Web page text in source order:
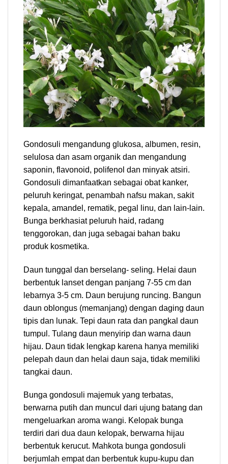
Gondosuli mengandung glukosa, albumen, resin,
selulosa dan asam organik dan mengandung
saponin, flavonoid, polifenol dan minyak atsiri.
Gondosuli dimanfaatkan sebagai obat kanker,
peluruh keringat, penambah nafsu makan, sakit
kepala, amandel, rematik, pegal linu, dan lain-lain.
Bunga berkhasiat peluruh haid, radang
tenggorokan, dan juga sebagai bahan baku
produk kosmetika.
Daun tunggal dan berselang- seling. Helai daun
berbentuk lanset dengan panjang 7-55 cm dan
lebarnya 3-5 cm. Daun berujung runcing. Bangun
daun oblongus (memanjang) dengan daging daun
tipis dan lunak. Tepi daun rata dan pangkal daun
tumpul. Tulang daun menyirip dan warna daun
hijau. Daun tidak lengkap karena hanya memiliki
pelepah daun dan helai daun saja, tidak memiliki
tangkai daun.
Bunga gondosuli majemuk yang terbatas,
berwarna putih dan muncul dari ujung batang dan
mengeluarkan aroma wangi. Kelopak bunga
terdiri dari dua daun kelopak, berwarna hijau
berbentuk kerucut. Mahkota bunga gondosuli
berjumlah empat dan berbentuk kupu-kupu dan